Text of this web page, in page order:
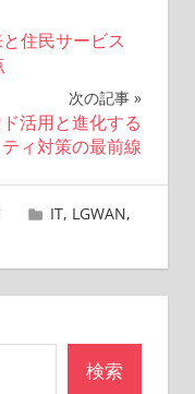
住民サービス
次の記事
活用と進化する
ィ対策の最前線
IT, LGWAN,
検索